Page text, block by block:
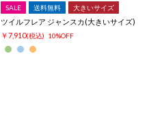
SALE 送料無料 大きいサイズ
ツイルフレア ジャンスカ(大きいサイズ)
￥7,910(税込) 10%OFF